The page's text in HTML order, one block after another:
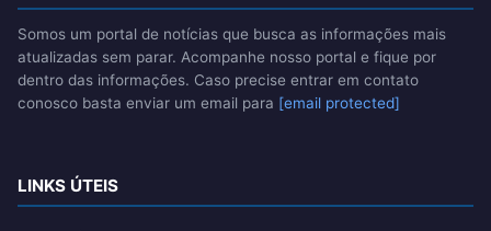
Somos um portal de notícias que busca as informações mais
atualizadas sem parar. Acompanhe nosso portal e fique por
dentro das informações. Caso precise entrar em contato
conosco basta enviar um email para [email protected]
LINKS ÚTEIS